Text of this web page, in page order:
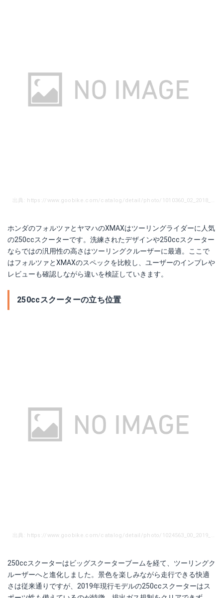
ホンダのフォルツァとヤマハのXMAXはツーリングライダーに人気
の250ccスクーターです。洗練されたデザインや250ccスクーター
ならではの汎用性の高さはツーリングクルーザーに最適。ここで
はフォルツァとXMAXのスペックを比較し、ユーザーのインプレや
レビューも確認しながら違いを検証していきます。
250ccスクーターの立ち位置
250ccスクーターはビッグスクーターブームを経て、ツーリングク
ルーザーへと進化しました。景色を楽しみながら走行できる快適
さは従来通りですが、2019年現行モデルの250ccスクーターはス